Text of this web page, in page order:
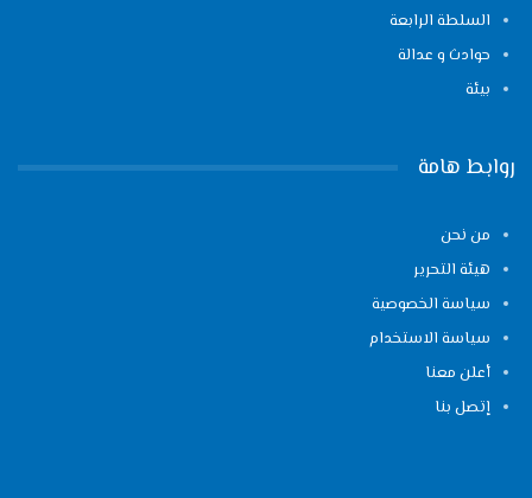
السلطة الرابعة
حوادث و عدالة
بيئة
روابط هامة
من نحن
هيئة التحرير
سياسة الخصوصية
سياسة الاستخدام
أعلن معنا
إتصل بنا